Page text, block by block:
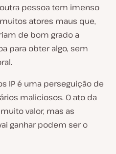
pessoa tem imenso
atores maus que,
de bom grado a
para obter algo, sem
IP é uma perseguição de
maliciosos. O ato da
valor, mas as
ganhar podem ser o